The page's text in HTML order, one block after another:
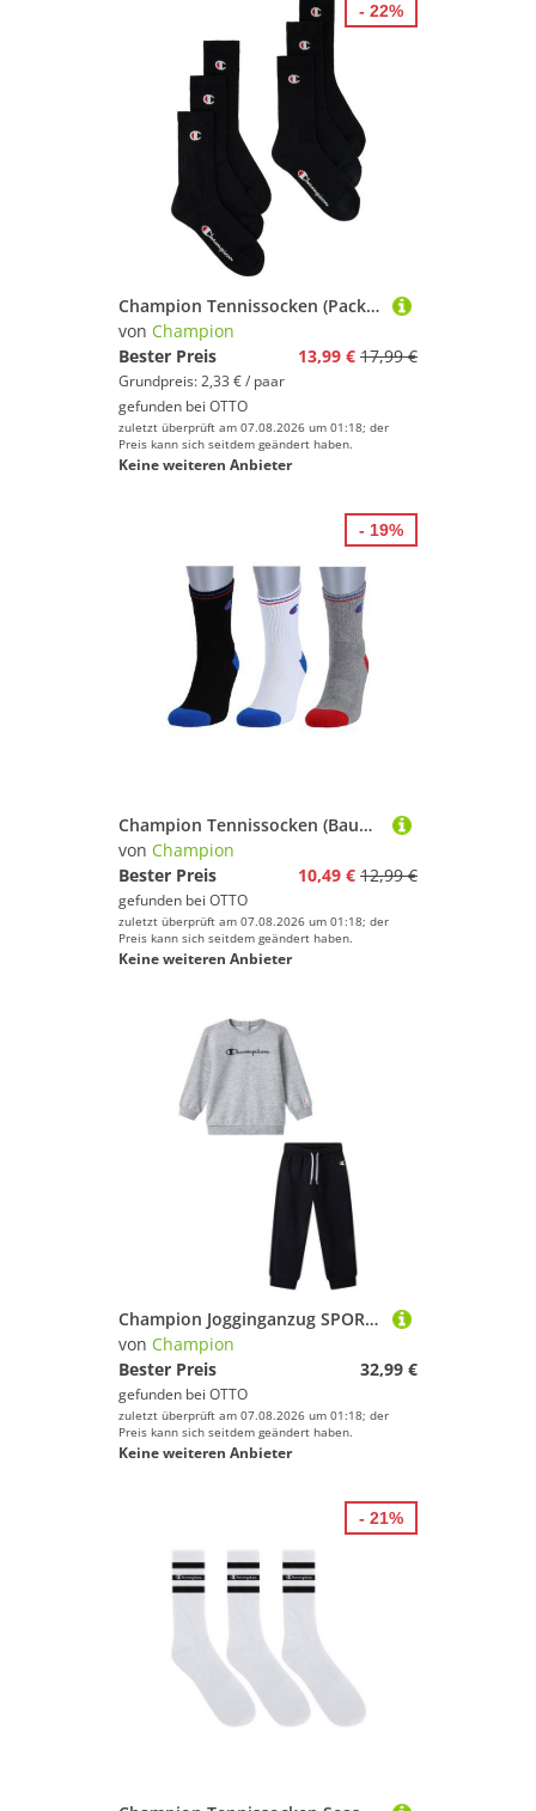
Champion Tennissocken (Packung, 6-Paar) 6er-Pack, sportliche Tennissocken, mit Logoschriftzügen, aus Baumwolle
von Champion
Bester Preis
13,99 € 17,99 €
Grundpreis: 2,33 € / paar
gefunden bei OTTO
zuletzt überprüft am 07.08.2026 um 01:18; der
Preis kann sich seitdem geändert haben.
Keine weiteren Anbieter
- 22%
Champion Tennissocken (Baumwolle) Crew schwarz/weiss/grau Herren - 3 Paar
von Champion
Bester Preis
10,49 € 12,99 €
gefunden bei OTTO
zuletzt überprüft am 07.08.2026 um 01:18; der
Preis kann sich seitdem geändert haben.
Keine weiteren Anbieter
- 19%
Champion Jogginganzug SPORTWEAR CREWNECK SWEATSUITS Standard Fit (2-tlg), für Babys, zweiteiliges Set, aus Baumwolle und Polyester
von Champion
Bester Preis
32,99 €
gefunden bei OTTO
zuletzt überprüft am 07.08.2026 um 01:18; der
Preis kann sich seitdem geändert haben.
Keine weiteren Anbieter
- 21%